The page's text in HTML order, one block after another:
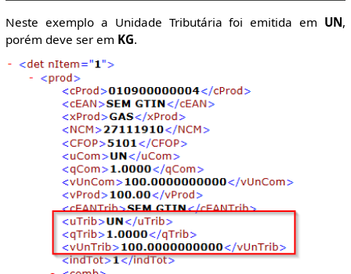
Neste exemplo a Unidade Tributária foi emitida em UN,
porém deve ser em KG.